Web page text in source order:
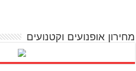
מחירון אופנועים וקטנועים